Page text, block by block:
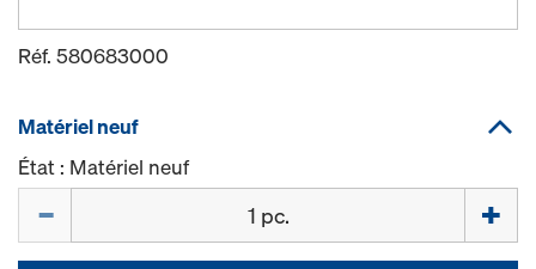
Réf. 580683000
Matériel neuf
État : Matériel neuf